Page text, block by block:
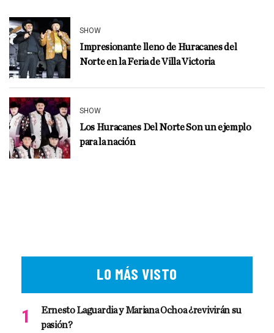
SHOW
Impresionante lleno de Huracanes del
Norte en la Feria de Villa Victoria
SHOW
Los Huracanes Del Norte Son un ejemplo
para la nación
LO MÁS VISTO
Ernesto Laguardia y Mariana Ochoa ¿revivirán su
pasión?